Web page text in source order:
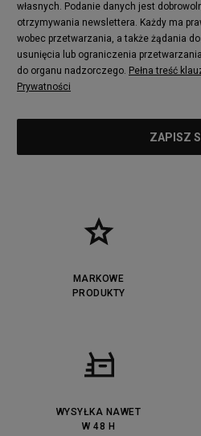
własnych. Podanie danych jest
otrzymywania newslettera. Każdy ma
wobec przetwarzania, a także żądania
usunięcia lub ograniczenia
do organu nadzorczego. Pełna treść
Prywatności
MARKOWE
PRODUKTY
WYSYŁKA NAWET
W 48 H